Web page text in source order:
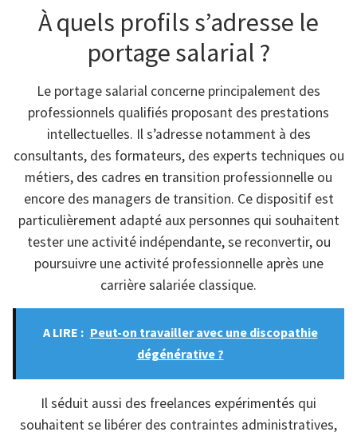
À quels profils s’adresse le
portage salarial ?
Le portage salarial concerne principalement des
professionnels qualifiés proposant des prestations
intellectuelles. Il s’adresse notamment à des
consultants, des formateurs, des experts techniques ou
métiers, des cadres en transition professionnelle ou
encore des managers de transition. Ce dispositif est
particulièrement adapté aux personnes qui souhaitent
tester une activité indépendante, se reconvertir, ou
poursuivre une activité professionnelle après une
carrière salariée classique.
A LIRE : Peut-on travailler avec une discopathie
dégénérative ?
Il séduit aussi des freelances expérimentés qui
souhaitent se libérer des contraintes administratives,